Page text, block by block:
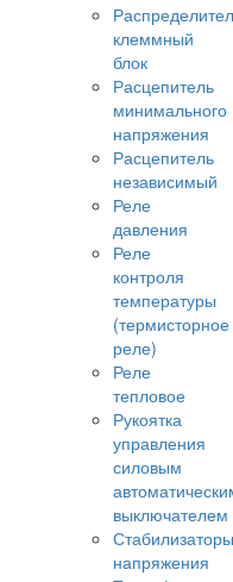
клеммный
блок
Расцепитель
минимального
напряжения
Расцепитель
независимый
Реле
давления
Реле
контроля
температуры
(термисторное
реле)
Реле
тепловое
Рукоятка
управления
силовым
выключателем
Стабилизаторы
напряжения